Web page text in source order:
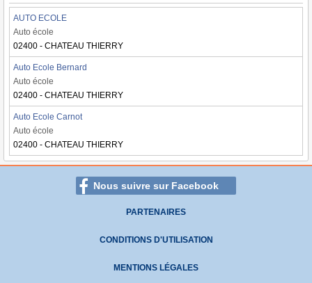
AUTO ECOLE
Auto école
02400 - CHATEAU THIERRY
Auto Ecole Bernard
Auto école
02400 - CHATEAU THIERRY
Auto Ecole Carnot
Auto école
02400 - CHATEAU THIERRY
Nous suivre sur Facebook
PARTENAIRES
CONDITIONS D'UTILISATION
MENTIONS LÉGALES